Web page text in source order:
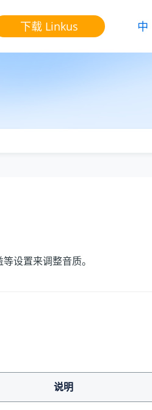
下载 Linkus 中
设置来调整音质。
说明